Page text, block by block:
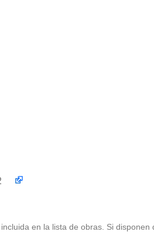
en la lista de obras. Si